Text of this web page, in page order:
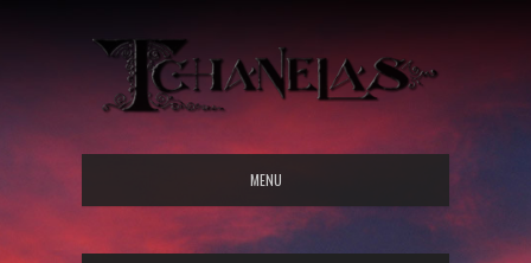
MENU